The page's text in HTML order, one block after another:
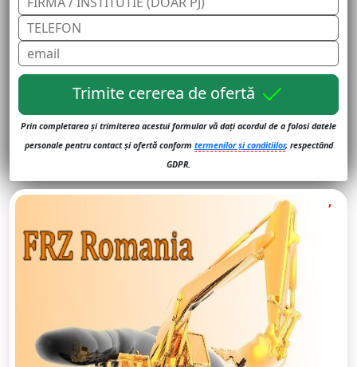
Trimite cererea de ofertă
Prin completarea și trimiterea acestui formular vă dați acordul de a folosi datele
personale pentru contact și ofertă conform termenilor și conditiilor, respectând
GDPR.
,